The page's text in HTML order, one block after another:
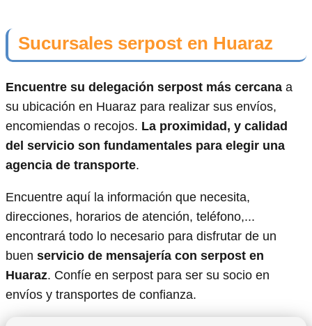
Sucursales serpost en Huaraz
Encuentre su delegación serpost más cercana a
su ubicación en Huaraz para realizar sus envíos,
encomiendas o recojos. La proximidad, y calidad
del servicio son fundamentales para elegir una
agencia de transporte.
Encuentre aquí la información que necesita,
direcciones, horarios de atención, teléfono,...
encontrará todo lo necesario para disfrutar de un
buen servicio de mensajería con serpost en
Huaraz. Confíe en serpost para ser su socio en
envíos y transportes de confianza.